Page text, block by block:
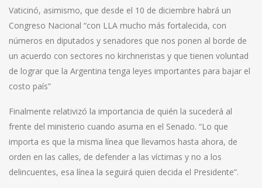
Vaticinó, asimismo, que desde el 10 de diciembre habrá un
Congreso Nacional “con LLA mucho más fortalecida, con
números en diputados y senadores que nos ponen al borde de
un acuerdo con sectores no kirchneristas y que tienen voluntad
de lograr que la Argentina tenga leyes importantes para bajar el
costo país”
Finalmente relativizó la importancia de quién la sucederá al
frente del ministerio cuando asuma en el Senado. “Lo que
importa es que la misma línea que llevamos hasta ahora, de
orden en las calles, de defender a las víctimas y no a los
delincuentes, esa línea la seguirá quien decida el Presidente”.